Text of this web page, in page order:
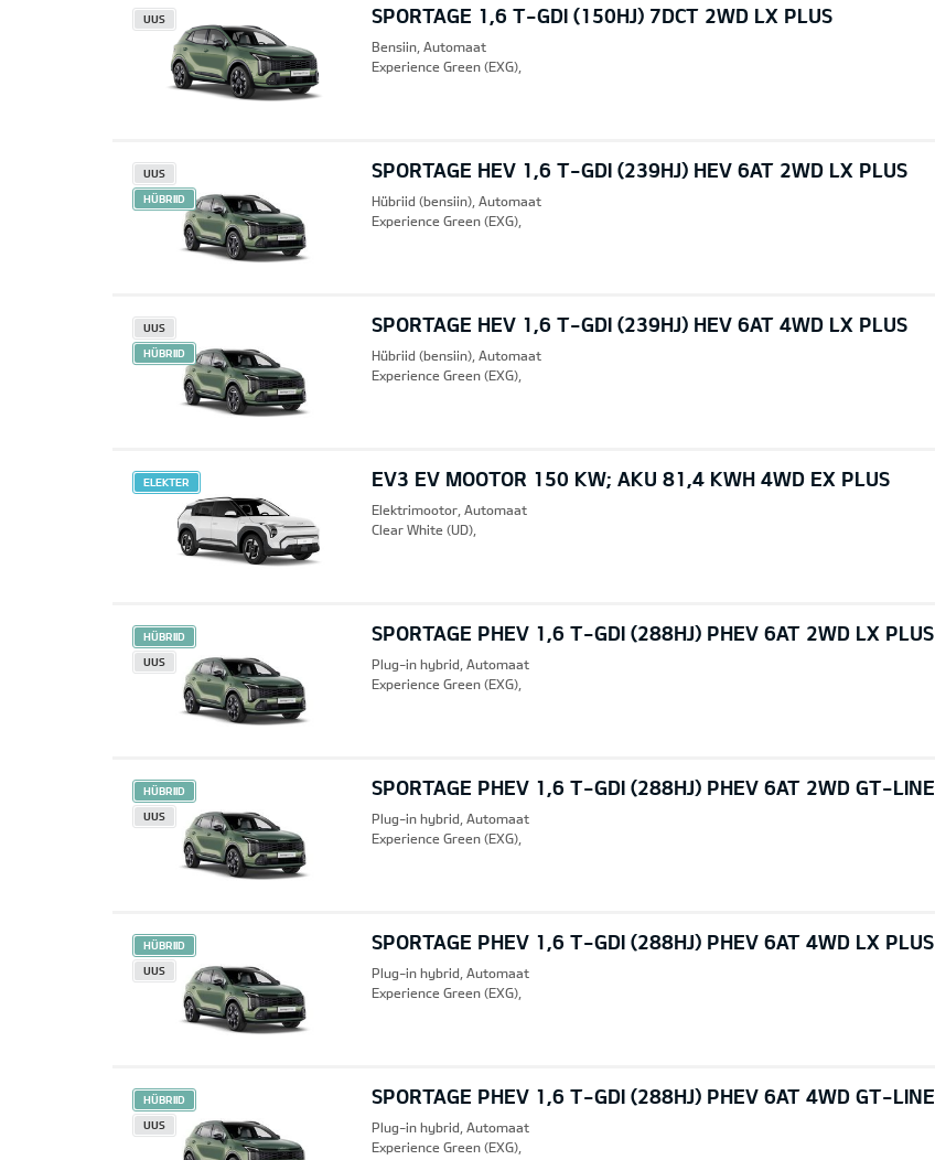
SPORTAGE 1,6 T-GDI (150HJ) 7DCT 2WD LX PLUS
UUS
Bensiin, Automaat
Experience Green (EXG),
SPORTAGE HEV 1,6 T-GDI (239HJ) HEV 6AT 2WD LX PLUS
UUS
HÜBRIID
Hübriid (bensiin), Automaat
Experience Green (EXG),
SPORTAGE HEV 1,6 T-GDI (239HJ) HEV 6AT 4WD LX PLUS
UUS
HÜBRIID
Hübriid (bensiin), Automaat
Experience Green (EXG),
EV3 EV MOOTOR 150 KW; AKU 81,4 KWH 4WD EX PLUS
ELEKTER
Elektrimootor, Automaat
Clear White (UD),
SPORTAGE PHEV 1,6 T-GDI (288HJ) PHEV 6AT 2WD LX PLUS
HÜBRIID
UUS
Plug-in hybrid, Automaat
Experience Green (EXG),
SPORTAGE PHEV 1,6 T-GDI (288HJ) PHEV 6AT 2WD GT-LINE
HÜBRIID
UUS
Plug-in hybrid, Automaat
Experience Green (EXG),
SPORTAGE PHEV 1,6 T-GDI (288HJ) PHEV 6AT 4WD LX PLUS
HÜBRIID
UUS
Plug-in hybrid, Automaat
Experience Green (EXG),
SPORTAGE PHEV 1,6 T-GDI (288HJ) PHEV 6AT 4WD GT-LINE
HÜBRIID
UUS
Plug-in hybrid, Automaat
Experience Green (EXG),